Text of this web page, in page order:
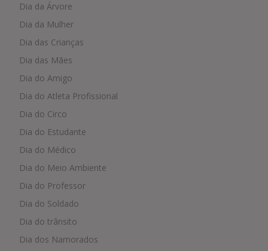
Dia da Árvore
Dia da Mulher
Dia das Crianças
Dia das Mães
Dia do Amigo
Dia do Atleta Profissional
Dia do Circo
Dia do Estudante
Dia do Médico
Dia do Meio Ambiente
Dia do Professor
Dia do Soldado
Dia do trânsito
Dia dos Namorados